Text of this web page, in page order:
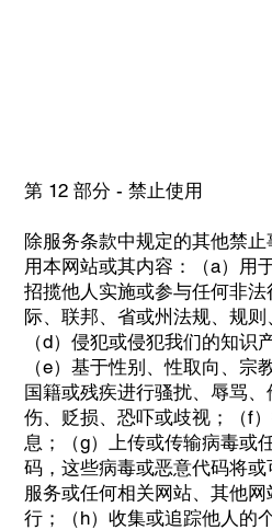
第 12 部分 - 禁止使用
除服务条款中规定的其他禁
用本网站或其内容：（a）用
招揽他人实施或参与任何非
际、联邦、省或州法规、规则
（d）侵犯或侵犯我们的知识
（e）基于性别、性取向、宗
国籍或残疾进行骚扰、辱骂
伤、贬损、恐吓或歧视；（f
息；（g）上传或传输病毒或
码，这些病毒或恶意代码将
服务或任何相关网站、其他
行；（h）收集或追踪他人的